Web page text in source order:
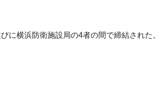
に横浜防衛施設局の4者の間で締結された。